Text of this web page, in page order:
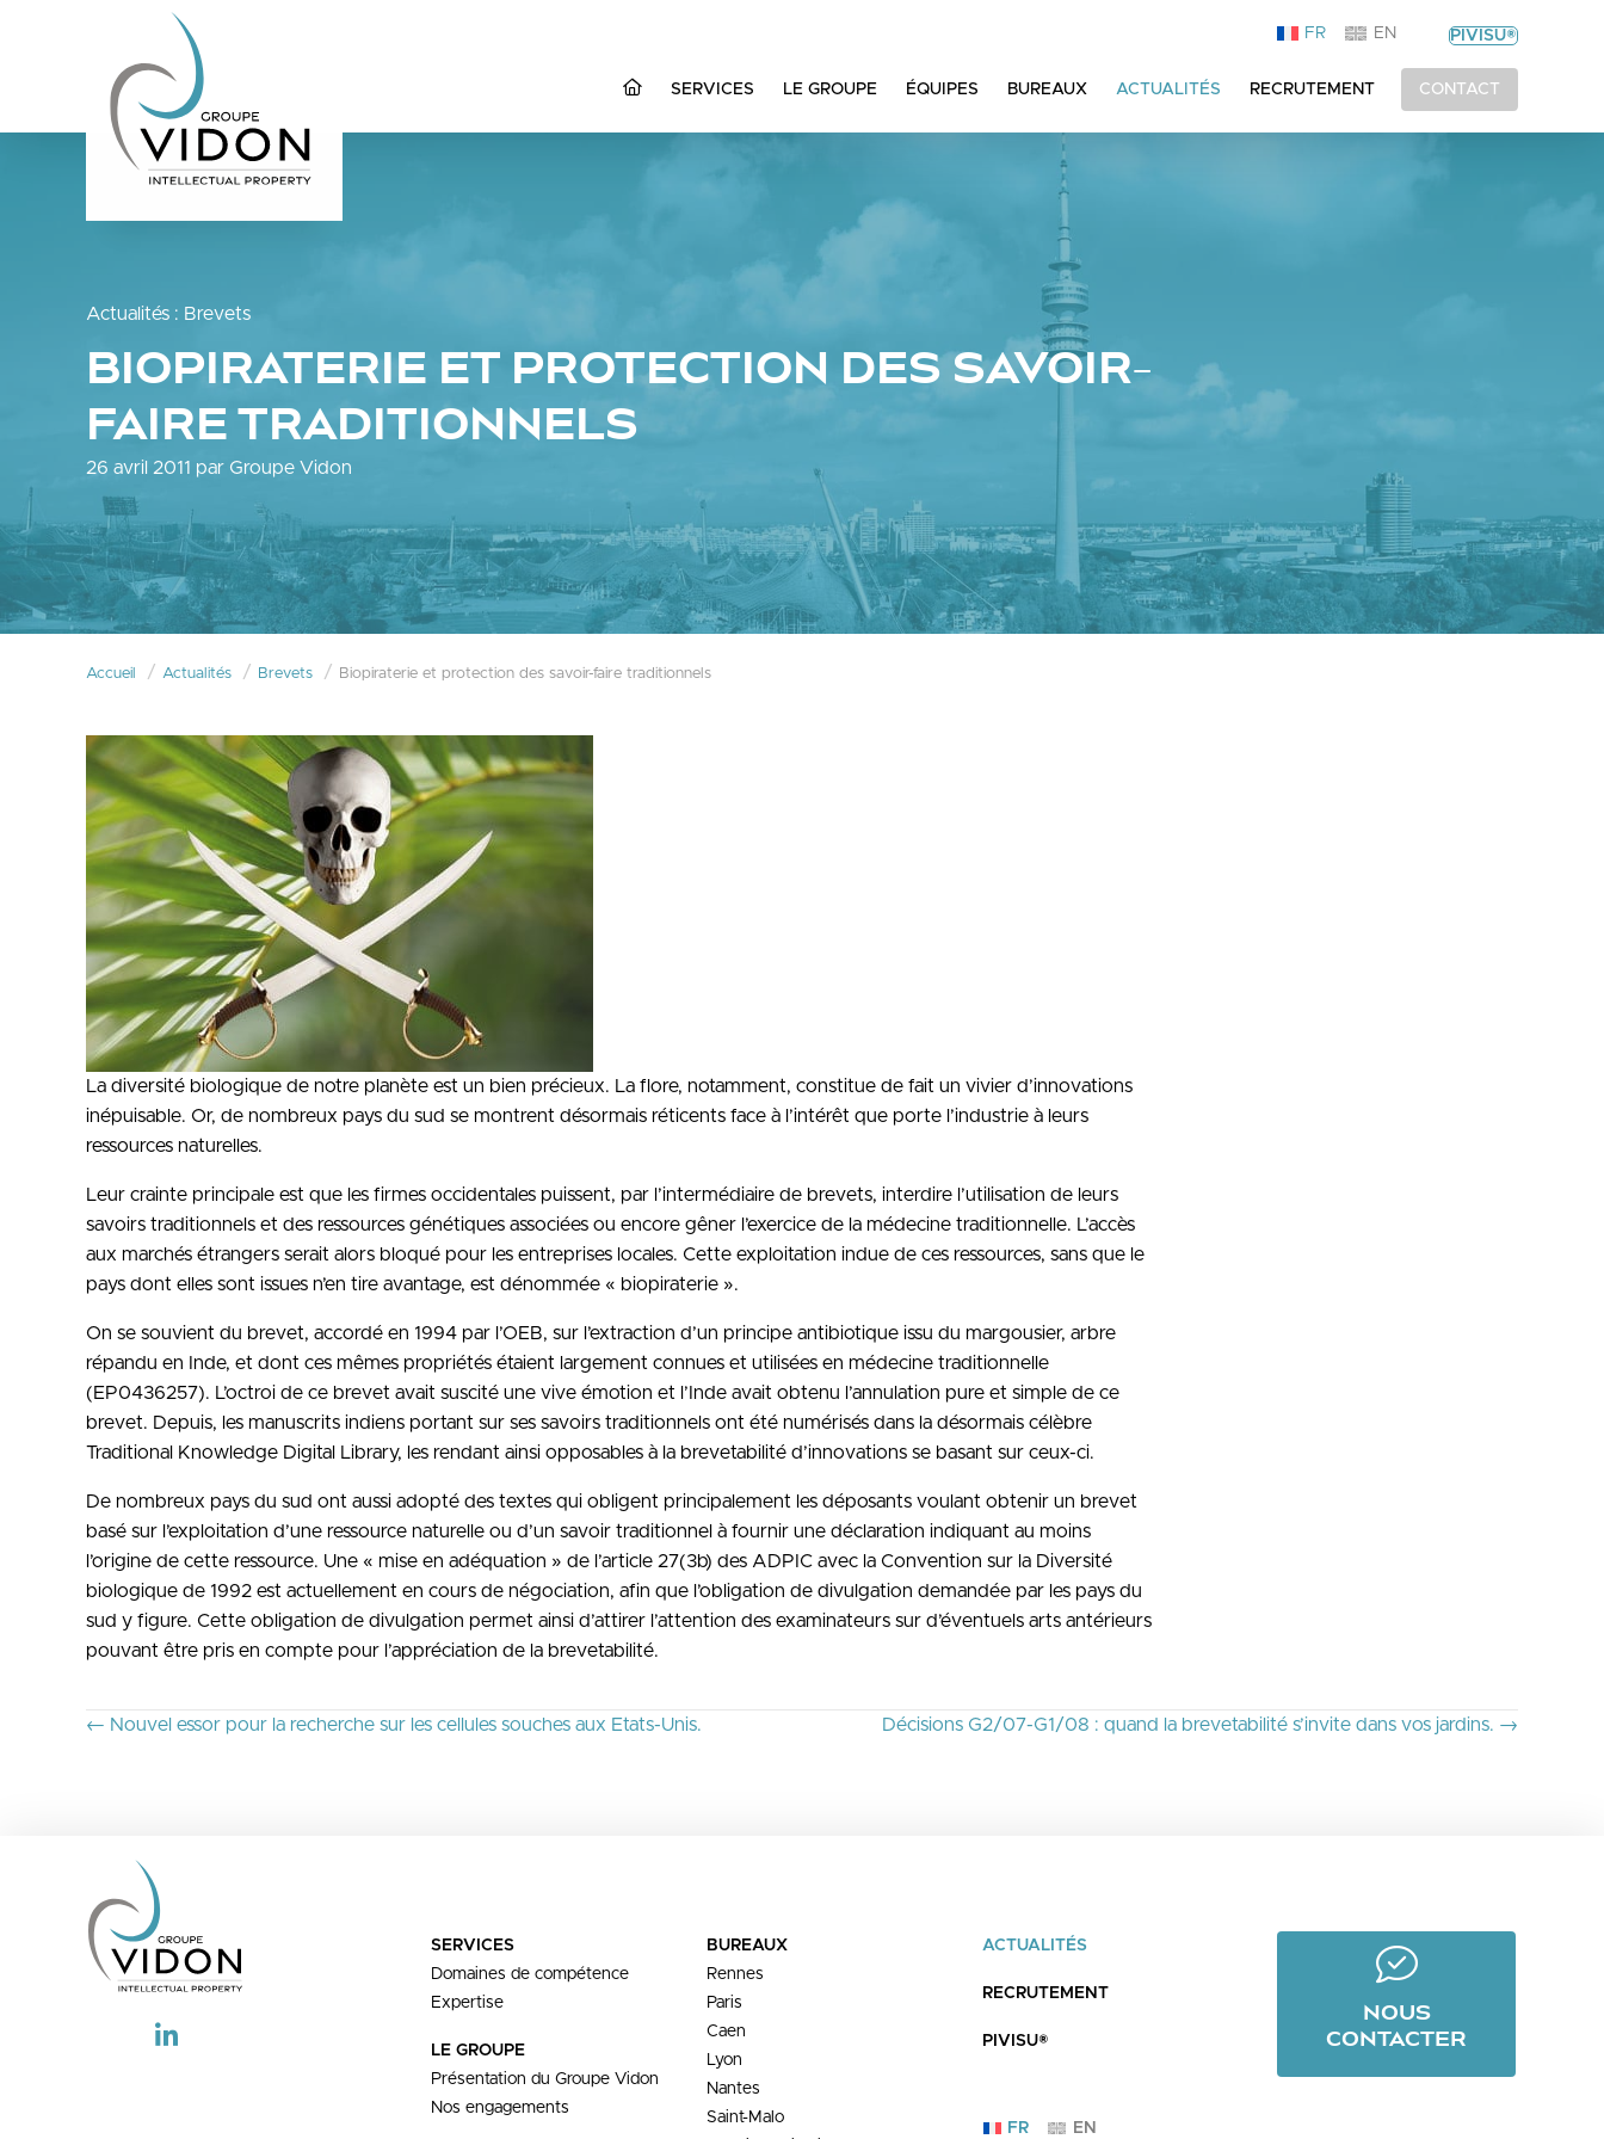
FR EN PIVISU®
SERVICES LE GROUPE ÉQUIPES BUREAUX ACTUALITÉS RECRUTEMENT CONTACT
Actualités : Brevets
BIOPIRATERIE ET PROTECTION DES SAVOIR-
FAIRE TRADITIONNELS
26 avril 2011 par Groupe Vidon
Accueil Actualités Brevets Biopiraterie et protection des savoir-faire traditionnels
La diversité biologique de notre planète est un bien précieux. La flore, notamment, constitue de fait un vivier d’innovations
inépuisable. Or, de nombreux pays du sud se montrent désormais réticents face à l’intérêt que porte l’industrie à leurs
ressources naturelles.
Leur crainte principale est que les firmes occidentales puissent, par l’intermédiaire de brevets, interdire l’utilisation de leurs
savoirs traditionnels et des ressources génétiques associées ou encore gêner l’exercice de la médecine traditionnelle. L’accès
aux marchés étrangers serait alors bloqué pour les entreprises locales. Cette exploitation indue de ces ressources, sans que le
pays dont elles sont issues n’en tire avantage, est dénommée « biopiraterie ».
On se souvient du brevet, accordé en 1994 par l’OEB, sur l’extraction d’un principe antibiotique issu du margousier, arbre
répandu en Inde, et dont ces mêmes propriétés étaient largement connues et utilisées en médecine traditionnelle
(EP0436257). L’octroi de ce brevet avait suscité une vive émotion et l’Inde avait obtenu l’annulation pure et simple de ce
brevet. Depuis, les manuscrits indiens portant sur ses savoirs traditionnels ont été numérisés dans la désormais célèbre
Traditional Knowledge Digital Library, les rendant ainsi opposables à la brevetabilité d’innovations se basant sur ceux-ci.
De nombreux pays du sud ont aussi adopté des textes qui obligent principalement les déposants voulant obtenir un brevet
basé sur l’exploitation d’une ressource naturelle ou d’un savoir traditionnel à fournir une déclaration indiquant au moins
l’origine de cette ressource. Une « mise en adéquation » de l’article 27(3b) des ADPIC avec la Convention sur la Diversité
biologique de 1992 est actuellement en cours de négociation, afin que l’obligation de divulgation demandée par les pays du
sud y figure. Cette obligation de divulgation permet ainsi d’attirer l’attention des examinateurs sur d’éventuels arts antérieurs
pouvant être pris en compte pour l’appréciation de la brevetabilité.
P
N
A
Décisions G2/07-G1/08 : quand la brevetabilité s’invite dans vos jardins. →
← Nouvel essor pour la recherche sur les cellules souches aux Etats-Unis.
SERVICES
Domaines de compétence
Expertise
LE GROUPE
Présentation du Groupe Vidon
Nos engagements
BUREAUX
Rennes
Paris
Caen
Lyon
Nantes
Saint-Malo
ACTUALITÉS
RECRUTEMENT
PIVISU®
FR EN
NOUS
CONTACTER